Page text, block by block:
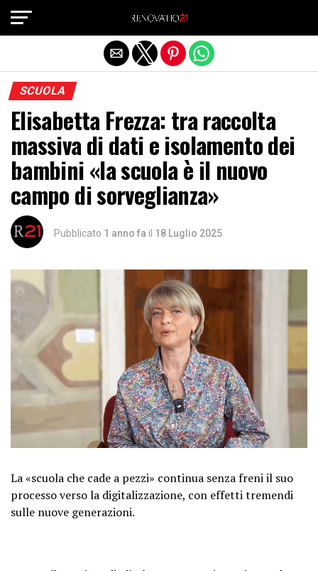
SCUOLA
Elisabetta Frezza: tra raccolta
massiva di dati e isolamento dei
bambini «la scuola è il nuovo
campo di sorveglianza»
Pubblicato 1 anno fa il 18 Luglio 2025
La «scuola che cade a pezzi» continua senza freni il suo
processo verso la digitalizzazione, con effetti tremendi
sulle nuove generazioni.
Exit mobile version